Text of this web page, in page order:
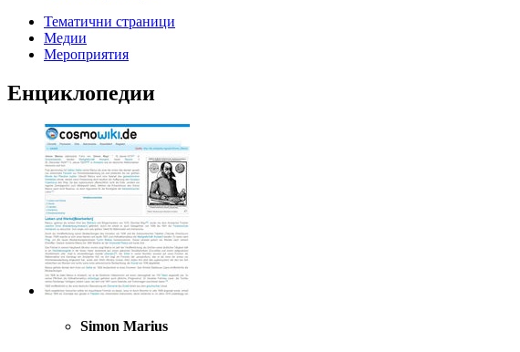
Тематични страници
Медии
Мероприятия
Енциклопедии
Simon Marius